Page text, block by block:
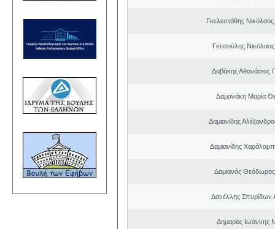
Γκελεστάθης
Γκεσούλης
Δαβάκης Αθανάσιος
Δαμανάκη Μαρία
Δαμιανίδης
Δαμιανίδης
Δαμιανός
Δανέλλης Σπυρίδων
Δημαράς Ιωάννης